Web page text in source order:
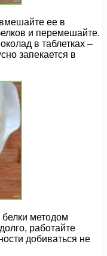
ее в
и перемешайте.
в таблетках –
запекается в
методом
работайте
добиваться не